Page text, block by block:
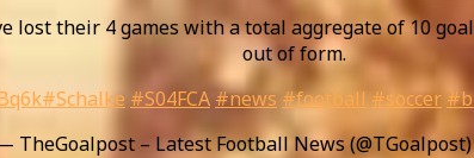
lost their 4 games with a total aggregate of 10
out of form.
#Schalke #S04FCA #news #football #soccer
TheGoalpost – Latest Football News